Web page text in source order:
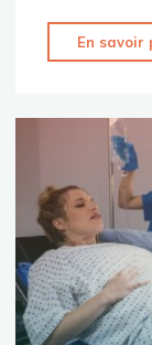
En savoir